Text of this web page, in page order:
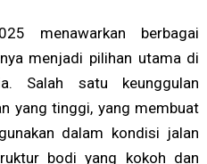
menawarkan berbagai
menjadi pilihan utama di
Salah satu keunggulan
yang tinggi, yang membuat
dalam kondisi jalan
bodi yang kokoh dan